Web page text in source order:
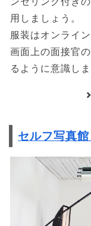
用しましょう。
服装はオンライ
画面上の面接官
るように意識しま
セルフ写真